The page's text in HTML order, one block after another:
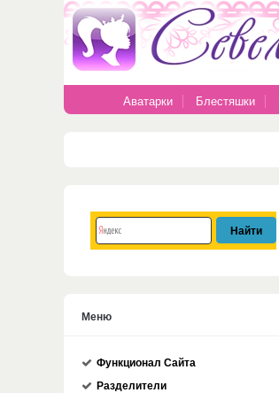
Аватарки Блестяшки
Меню
Функционал Сайта
Разделители